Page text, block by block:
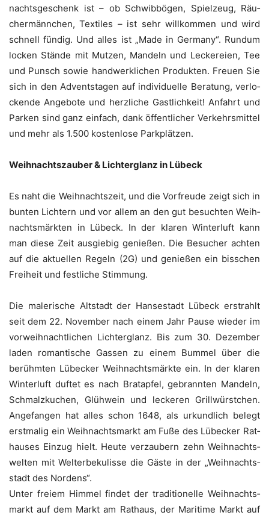
nachts­ge­schenk ist – ob Schwib­bö­gen, Spiel­zeug, Räu­
cher­männ­chen, Tex­ti­les – ist sehr will­kom­men und wird
schnell fün­dig. Und alles ist „Made in Ger­ma­ny“. Rund­um
locken Stän­de mit Mut­zen, Man­deln und Lecke­rei­en, Tee
und Punsch sowie hand­werk­li­chen Pro­duk­ten. Freu­en Sie
sich in den Advents­ta­gen auf indi­vi­du­el­le Bera­tung, ver­lo­
cken­de Ange­bo­te und herz­li­che Gast­lich­keit! Anfahrt und
Par­ken sind ganz ein­fach, dank öffent­li­cher Ver­kehrs­mit­tel
und mehr als 1.500 kos­ten­lo­se Parkplätzen.
Weih­nachts­zau­ber & Lich­ter­glanz in Lübeck
Es naht die Weih­nachts­zeit, und die Vor­freu­de zeigt sich in
bun­ten Lich­tern und vor allem an den gut besuch­ten Weih­
nachts­märk­ten in Lübeck. In der kla­ren Win­ter­luft kann
man die­se Zeit aus­gie­big genie­ßen. Die Besu­cher ach­ten
auf die aktu­el­len Regeln (2G) und genie­ßen ein biss­chen
Frei­heit und fest­li­che Stimmung.
Die male­ri­sche Alt­stadt der Han­se­stadt Lübeck erstrahlt
seit dem 22. Novem­ber nach einem Jahr Pau­se wie­der im
vor­weih­nacht­li­chen Lich­ter­glanz. Bis zum 30. Dezem­ber
laden roman­ti­sche Gas­sen zu einem Bum­mel über die
berühm­ten Lübe­cker Weih­nachts­märk­te ein. In der kla­ren
Win­ter­luft duf­tet es nach Brat­ap­fel, gebrann­ten Man­deln,
Schmalz­ku­chen, Glüh­wein und lecke­ren Grill­würst­chen.
Ange­fan­gen hat alles schon 1648, als urkund­lich belegt
erst­ma­lig ein Weih­nachts­markt am Fuße des Lübe­cker Rat­
hau­ses Ein­zug hielt. Heu­te ver­zau­bern zehn Weih­nachts­
wel­ten mit Welt­erbe­ku­lis­se die Gäs­te in der „Weih­nachts­
stadt des Nordens“.
Unter frei­em Him­mel fin­det der tra­di­tio­nel­le Weih­nachts­
markt auf dem Markt am Rat­haus, der Mari­ti­me Markt auf